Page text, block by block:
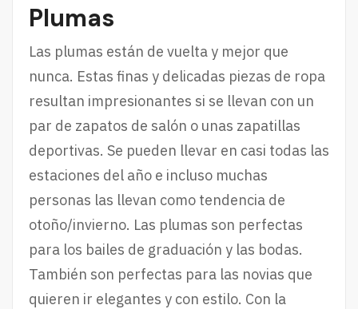
Plumas
Las plumas están de vuelta y mejor que
nunca. Estas finas y delicadas piezas de ropa
resultan impresionantes si se llevan con un
par de zapatos de salón o unas zapatillas
deportivas. Se pueden llevar en casi todas las
estaciones del año e incluso muchas
personas las llevan como tendencia de
otoño/invierno. Las plumas son perfectas
para los bailes de graduación y las bodas.
También son perfectas para las novias que
quieren ir elegantes y con estilo. Con la